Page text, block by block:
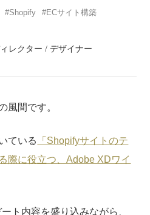
Shopify ECサイト構築
レクター / デザイナー
風間です。
ている
「Shopifyサイトのテ
際に役立つ、Adobe XDワイ
ト内容を盛り込みながら、